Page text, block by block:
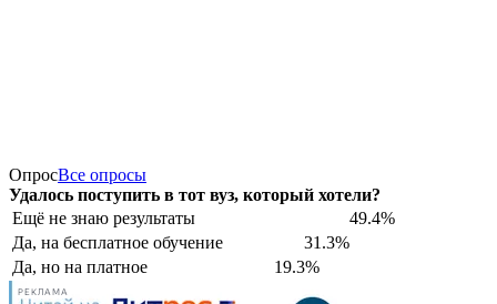
ОпросВсе опросы
Удалось поступить в тот вуз, который хотели?
Ещё не знаю результаты
49.4%
Да, на бесплатное обучение
31.3%
Да, но на платное
19.3%
РЕКЛАМА